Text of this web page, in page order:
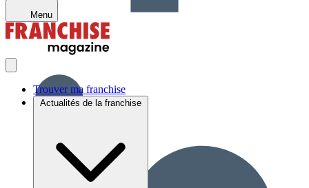
Menu
Trouver ma franchise
Actualités de la franchise